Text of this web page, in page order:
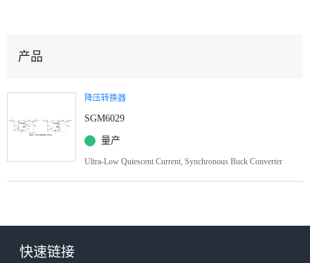
产品
降压转换器
SGM6029
量产
Ultra-Low Quiescent Current, Synchronous Buck Converter
快速链接